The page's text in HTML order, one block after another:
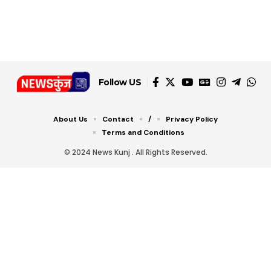
Follow US
© 2024 News Kunj . All Rights Reserved.
About Us Contact /
Privacy Policy
Terms and Conditions